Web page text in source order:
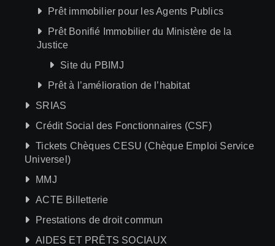
Prêt immobilier pour les Agents Publics
Prêt Bonifié Immobilier du Ministère de la
Justice
Site du PBIMJ
Prêt à l’amélioration de l’habitat
SRIAS
Crédit Social des Fonctionnaires (CSF)
Tickets Chèques CESU (Chèque Emploi Service
Universel)
MMJ
ACTE Billetterie
Prestations de droit commun
AIDES ET PRÊTS SOCIAUX